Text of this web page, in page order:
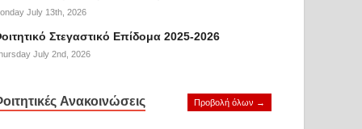
July 13th, 2026
Στεγαστικό Επίδομα 2025-2026
July 2nd, 2026
Ανακοινώσεις Προβολή όλων →